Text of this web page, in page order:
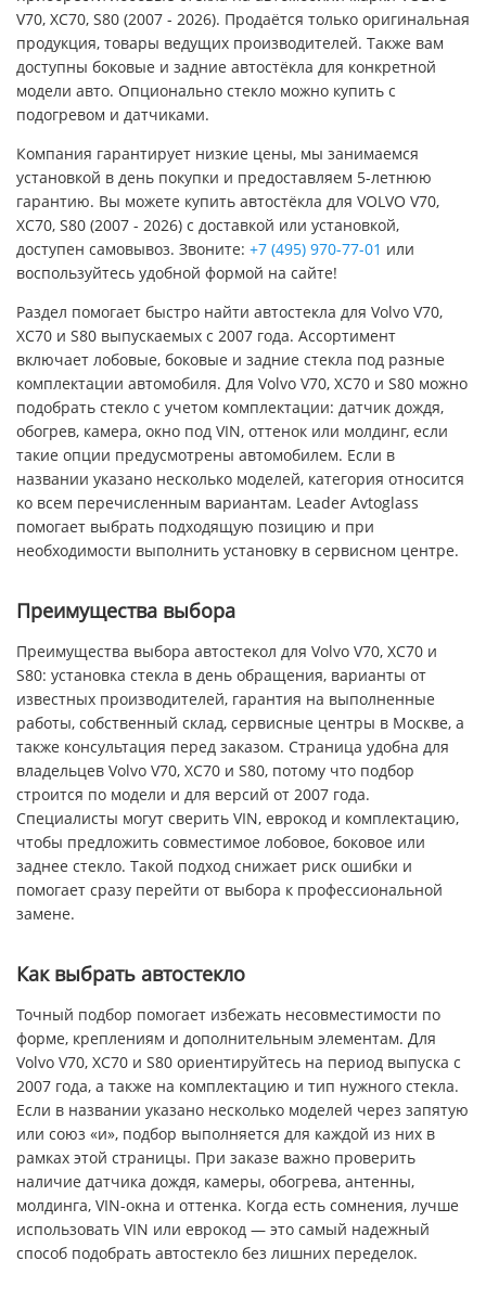
V70, XC70, S80 (2007 - 2026). Продаётся только оригинальная
продукция, товары ведущих производителей. Также вам
доступны боковые и задние автостёкла для конкретной
модели авто. Опционально стекло можно купить с
подогревом и датчиками.
Компания гарантирует низкие цены, мы занимаемся
установкой в день покупки и предоставляем 5-летнюю
гарантию. Вы можете купить автостёкла для VOLVO V70,
XC70, S80 (2007 - 2026) с доставкой или установкой,
доступен самовывоз. Звоните: +7 (495) 970-77-01 или
воспользуйтесь удобной формой на сайте!
Раздел помогает быстро найти автостекла для Volvo V70,
XC70 и S80 выпускаемых с 2007 года. Ассортимент
включает лобовые, боковые и задние стекла под разные
комплектации автомобиля. Для Volvo V70, XC70 и S80 можно
подобрать стекло с учетом комплектации: датчик дождя,
обогрев, камера, окно под VIN, оттенок или молдинг, если
такие опции предусмотрены автомобилем. Если в
названии указано несколько моделей, категория относится
ко всем перечисленным вариантам. Leader Avtoglass
помогает выбрать подходящую позицию и при
необходимости выполнить установку в сервисном центре.
Преимущества выбора
Преимущества выбора автостекол для Volvo V70, XC70 и
S80: установка стекла в день обращения, варианты от
известных производителей, гарантия на выполненные
работы, собственный склад, сервисные центры в Москве, а
также консультация перед заказом. Страница удобна для
владельцев Volvo V70, XC70 и S80, потому что подбор
строится по модели и для версий от 2007 года.
Специалисты могут сверить VIN, еврокод и комплектацию,
чтобы предложить совместимое лобовое, боковое или
заднее стекло. Такой подход снижает риск ошибки и
помогает сразу перейти от выбора к профессиональной
замене.
Как выбрать автостекло
Точный подбор помогает избежать несовместимости по
форме, креплениям и дополнительным элементам. Для
Volvo V70, XC70 и S80 ориентируйтесь на период выпуска с
2007 года, а также на комплектацию и тип нужного стекла.
Если в названии указано несколько моделей через запятую
или союз «и», подбор выполняется для каждой из них в
рамках этой страницы. При заказе важно проверить
наличие датчика дождя, камеры, обогрева, антенны,
молдинга, VIN-окна и оттенка. Когда есть сомнения, лучше
использовать VIN или еврокод — это самый надежный
способ подобрать автостекло без лишних переделок.